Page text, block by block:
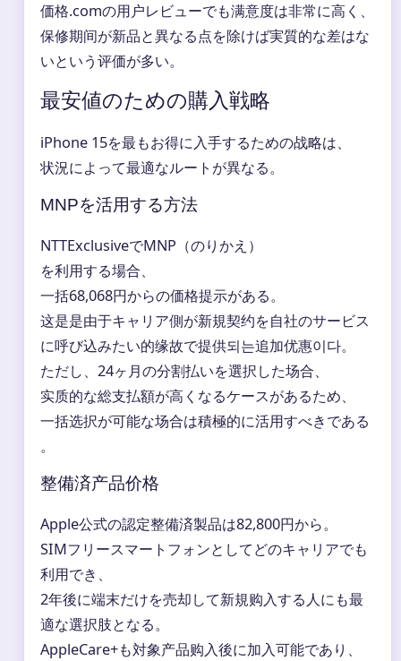
価格.comの用户レビューでも满意度は非常に高く、
保修期间が新品と異なる点を除けば実質的な差はな
いという评価が多い。
最安値のための購入戦略
iPhone 15を最もお得に入手するための战略は、
状況によって最適なルートが異なる。
MNPを活用する方法
NTTExclusiveでMNP（のりかえ）
を利用する場合、
一括68,068円からの価格提示がある。
这是是由于キャリア側が新規契约を自社のサービス
に呼び込みたい的缘故で提供되는追加优惠이다。
ただし、24ヶ月の分割払いを選択した场合、
实质的な総支払額が高くなるケースがあるため、
一括选択が可能な场合は積極的に活用すべきである
。
整備済产品价格
Apple公式の認定整備済製品は82,800円から。
SIMフリースマートフォンとしてどのキャリアでも
利用でき、
2年後に端末だけを売却して新規购入する人にも最
適な選択肢となる。
AppleCare+も対象产品购入後に加入可能であり、